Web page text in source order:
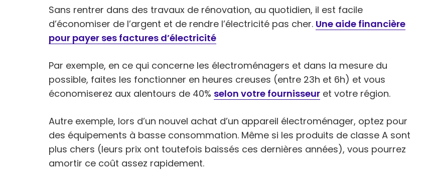
Sans rentrer dans des travaux de rénovation, au quotidien, il est facile
d’économiser de l’argent et de rendre l’électricité pas cher. Une aide financière
pour payer ses factures d’électricité
Par exemple, en ce qui concerne les électroménagers et dans la mesure du
possible, faites les fonctionner en heures creuses (entre 23h et 6h) et vous
économiserez aux alentours de 40% selon votre fournisseur et votre région.
Autre exemple, lors d’un nouvel achat d’un appareil électroménager, optez pour
des équipements à basse consommation. Même si les produits de classe A sont
plus chers (leurs prix ont toutefois baissés ces dernières années), vous pourrez
amortir ce coût assez rapidement.